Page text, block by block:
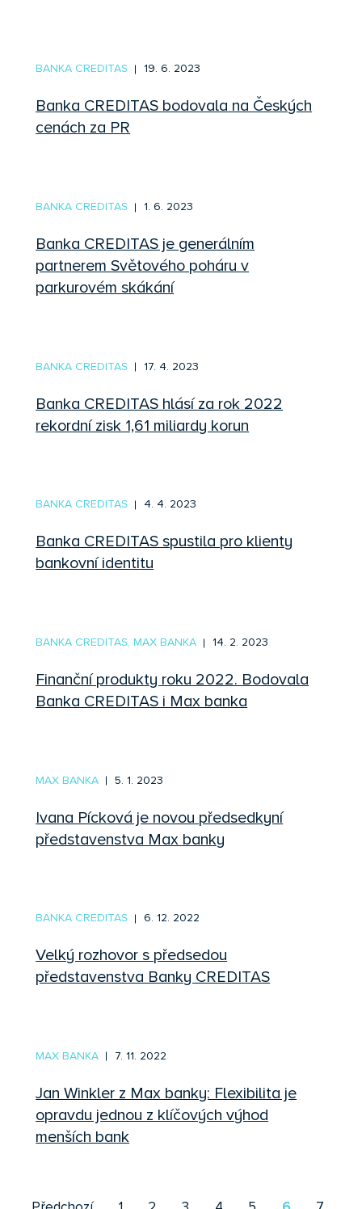
Banka CREDITAS bodovala na Českých
cenách za PR
19. 6. 2023
BANKA CREDITAS
Banka CREDITAS je generálním
partnerem Světového poháru v
parkurovém skákání
1. 6. 2023
BANKA CREDITAS
Banka CREDITAS hlásí za rok 2022
rekordní zisk 1,61 miliardy korun
17. 4. 2023
BANKA CREDITAS
Banka CREDITAS spustila pro klienty
bankovní identitu
4. 4. 2023
BANKA CREDITAS
Finanční produkty roku 2022. Bodovala
Banka CREDITAS i Max banka
14. 2. 2023
BANKA CREDITAS, MAX BANKA
Ivana Pícková je novou předsedkyní
představenstva Max banky
5. 1. 2023
MAX BANKA
Velký rozhovor s předsedou
představenstva Banky CREDITAS
6. 12. 2022
BANKA CREDITAS
Jan Winkler z Max banky: Flexibilita je
opravdu jednou z klíčových výhod
menších bank
7. 11. 2022
MAX BANKA